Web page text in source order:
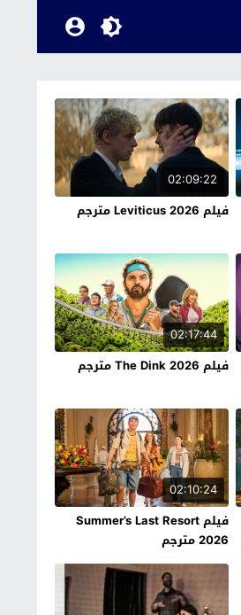
02:09:22
فيلم Leviticus 2026 مترجم
02:17:44
فيلم The Dink 2026 مترجم
02:10:24
فيلم Summer’s Last Resort
2026 مترجم